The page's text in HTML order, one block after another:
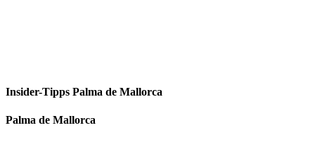
Insider-Tipps Palma de Mallorca
Palma de Mallorca